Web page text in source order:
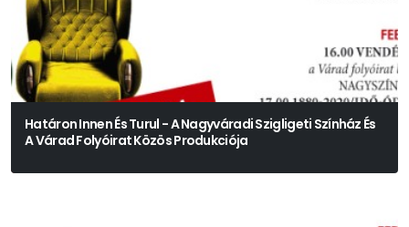
Határon Innen És Turul - A Nagyváradi Szigligeti Színház És
A Várad Folyóirat Közös Produkciója